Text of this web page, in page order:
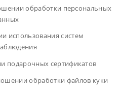
обработки персональных
использования систем
подарочных сертификатов
обработки файлов куки